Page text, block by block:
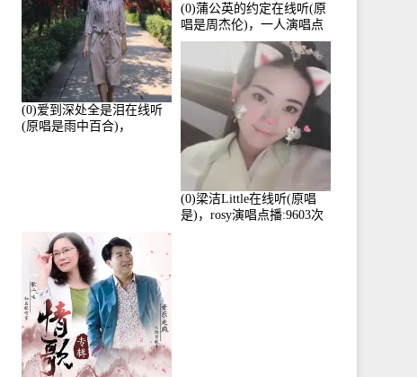
(0)爱到深处全是泪在线听
(原唱是雨中百合)，
(0)蒲公英的约定在线听(原
唱是周杰伦)，一人演唱点
播:10765次
(0)梁洁Little在线听(原唱
是)，rosy演唱点播:9603次